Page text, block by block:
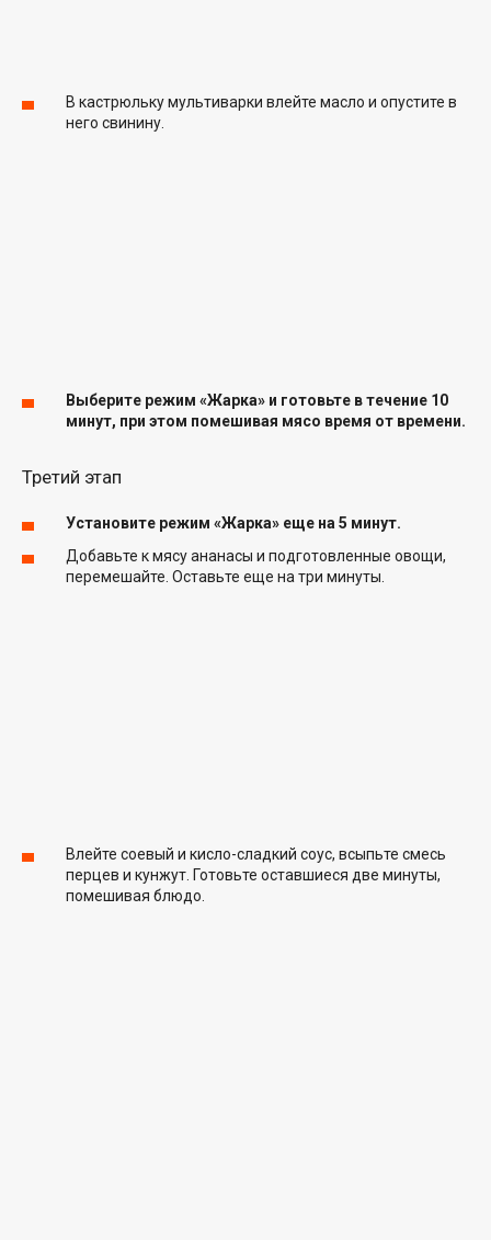
В кастрюльку мультиварки влейте масло и опустите в
него свинину.
Выберите режим «Жарка» и готовьте в течение 10
минут, при этом помешивая мясо время от времени.
Третий этап
Установите режим «Жарка» еще на 5 минут.
Добавьте к мясу ананасы и подготовленные овощи,
перемешайте. Оставьте еще на три минуты.
Влейте соевый и кисло-сладкий соус, всыпьте смесь
перцев и кунжут. Готовьте оставшиеся две минуты,
помешивая блюдо.